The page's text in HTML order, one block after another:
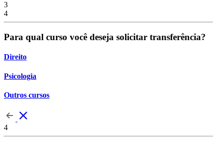
3
4
Para qual curso você deseja solicitar transferência?
Direito
Psicologia
Outros cursos
4